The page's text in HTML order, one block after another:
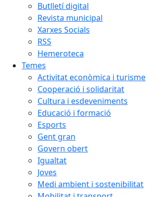
Butlletí digital
Revista municipal
Xarxes Socials
RSS
Hemeroteca
Temes
Activitat econòmica i turisme
Cooperació i solidaritat
Cultura i esdeveniments
Educació i formació
Esports
Gent gran
Govern obert
Igualtat
Joves
Medi ambient i sostenibilitat